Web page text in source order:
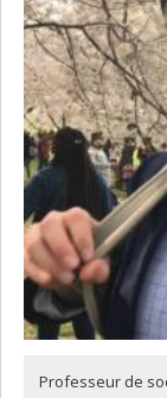
Professeur de